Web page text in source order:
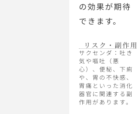
の効果が期待
できます。
リスク・副作用
サクセンダ：吐き
気や嘔吐（悪
心）、便秘、下痢
や、胃の不快感、
胃痛といった消化
器官に関連する副
作用があります。